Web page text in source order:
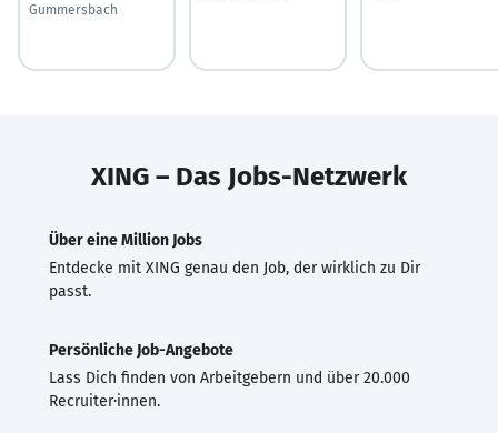
Gummersbach
XING – Das Jobs-Netzwerk
Über eine Million Jobs
Entdecke mit XING genau den Job, der wirklich zu Dir
passt.
Persönliche Job-Angebote
Lass Dich finden von Arbeitgebern und über 20.000
Recruiter·innen.